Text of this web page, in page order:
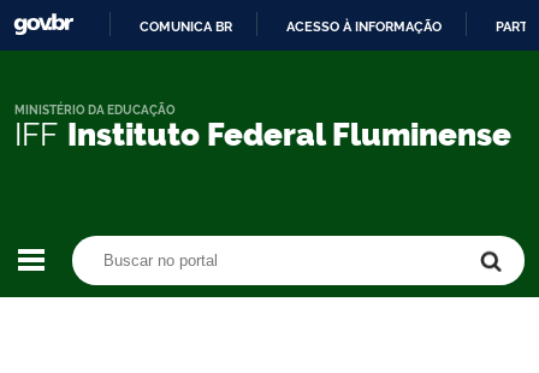
CONTEÚDO
COMUNICA BR ACESSO À INFORMAÇÃO
IFF Instituto Federal Fluminense
MINISTÉRIO DA EDUCAÇÃO